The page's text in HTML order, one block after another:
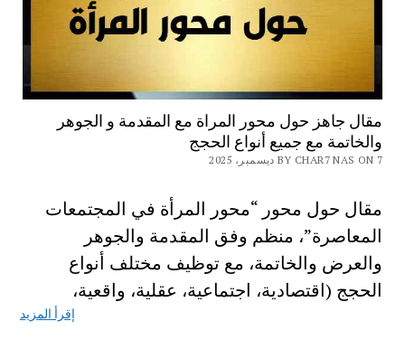
مقال جاهز حول محور المراة مع المقدمة و الجوهر
والخاتمة مع جميع أنواع الحجج
BY CHAR7 NAS ON 7 ديسمبر، 2025
مقال حول محور “محور المرأة في المجتمعات
المعاصرة”، منظم وفق المقدمة والجوهر
والعرض والخاتمة، مع توظيف مختلف أنواع
الحجج (اقتصادية، اجتماعية، عقلية، واقعية،
إقرأ المزيد